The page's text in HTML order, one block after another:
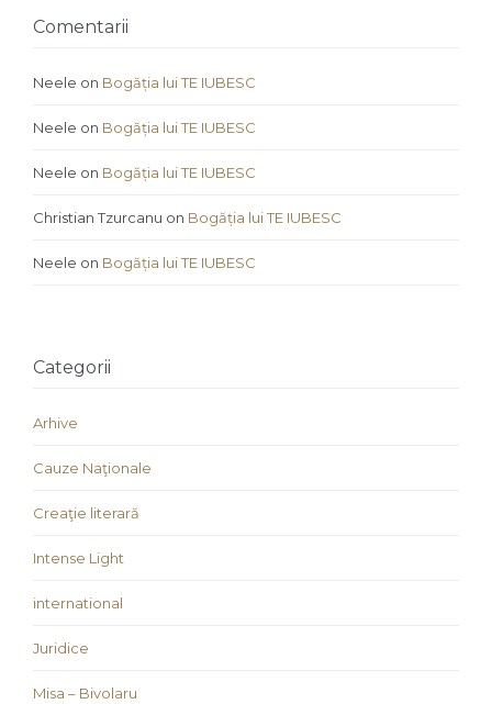
Comentarii
Neele on Bogăția lui TE IUBESC
Neele on Bogăția lui TE IUBESC
Neele on Bogăția lui TE IUBESC
Christian Tzurcanu on Bogăția lui TE IUBESC
Neele on Bogăția lui TE IUBESC
Categorii
Arhive
Cauze Naţionale
Creaţie literară
Intense Light
international
Juridice
Misa – Bivolaru